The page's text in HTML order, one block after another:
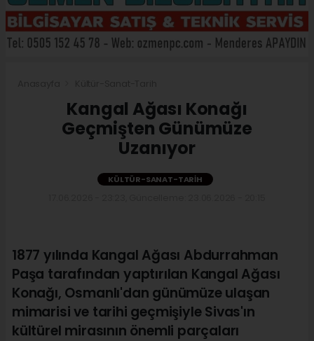
Kangal Ağası Konağı
Geçmişten Günümüze
Uzanıyor
KÜLTÜR-SANAT-TARIH
1877 yılında Kangal Ağası Abdurrahman
Paşa tarafından yaptırılan Kangal Ağası
Konağı, Osmanlı'dan günümüze ulaşan
mimarisi ve tarihi geçmişiyle Sivas'ın
kültürel mirasının önemli parçaları